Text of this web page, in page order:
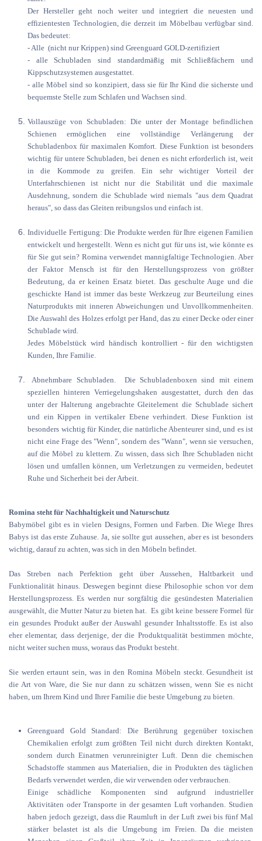
Der Hersteller geht noch weiter und integriert die neuesten und
effizientesten Technologien, die derzeit im Möbelbau verfügbar sind.
Das bedeutet:
- Alle (nicht nur Krippen) sind Greenguard GOLD-zertifiziert
- alle Schubladen sind standardmäßig mit Schließfächern und
Kippschutzsystemen ausgestattet.
- alle Möbel sind so konzipiert, dass sie für Ihr Kind die sicherste und
bequemste Stelle zum Schlafen und Wachsen sind.
Vollauszüge von Schubladen: Die unter der Montage befindlichen
Schienen ermöglichen eine vollständige Verlängerung der
Schubladenbox für maximalen Komfort. Diese Funktion ist besonders
wichtig für untere Schubladen, bei denen es nicht erforderlich ist, weit
in die Kommode zu greifen. Ein sehr wichtiger Vorteil der
Unterfahrschienen ist nicht nur die Stabilität und die maximale
Ausdehnung, sondern die Schublade wird niemals "aus dem Quadrat
heraus", so dass das Gleiten reibungslos und einfach ist.
Individuelle Fertigung: Die Produkte werden für Ihre eigenen Familien
entwickelt und hergestellt. Wenn es nicht gut für uns ist, wie könnte es
für Sie gut sein? Romina verwendet mannigfaltige Technologien. Aber
der Faktor Mensch ist für den Herstellungsprozess von größter
Bedeutung, da er keinen Ersatz bietet. Das geschulte Auge und die
geschickte Hand ist immer das beste Werkzeug zur Beurteilung eines
Naturprodukts mit inneren Abweichungen und Unvollkommenheiten.
Die Auswahl des Holzes erfolgt per Hand, das zu einer Decke oder einer
Schublade wird.
Jedes Möbelstück wird händisch kontrolliert - für den wichtigsten
Kunden, Ihre Familie.
Abnehmbare Schubladen. Die Schubladenboxen sind mit einem
speziellen hinteren Verriegelungshaken ausgestattet, durch den das
unter der Halterung angebrachte Gleitelement die Schublade sichert
und ein Kippen in vertikaler Ebene verhindert. Diese Funktion ist
besonders wichtig für Kinder, die natürliche Abenteurer sind, und es ist
nicht eine Frage des "Wenn", sondern des "Wann", wenn sie versuchen,
auf die Möbel zu klettern. Zu wissen, dass sich Ihre Schubladen nicht
lösen und umfallen können, um Verletzungen zu vermeiden, bedeutet
Ruhe und Sicherheit bei der Arbeit.
Romina steht für Nachhaltigkeit und Naturschutz
Babymöbel gibt es in vielen Designs, Formen und Farben. Die Wiege Ihres
Babys ist das erste Zuhause. Ja, sie sollte gut aussehen, aber es ist besonders
wichtig, darauf zu achten, was sich in den Möbeln befindet.
Das Streben nach Perfektion geht über Aussehen, Haltbarkeit und
Funktionalität hinaus. Deswegen beginnt diese Philosophie schon vor dem
Herstellungsprozess. Es werden nur sorgfältig die gesündesten Materialien
ausgewählt, die Mutter Natur zu bieten hat. Es gibt keine bessere Formel für
ein gesundes Produkt außer der Auswahl gesunder Inhaltsstoffe. Es ist also
eher elementar, dass derjenige, der die Produktqualität bestimmen möchte,
nicht weiter suchen muss, woraus das Produkt besteht.
Sie werden ertaunt sein, was in den Romina Möbeln steckt. Gesundheit ist
die Art von Ware, die Sie nur dann zu schätzen wissen, wenn Sie es nicht
haben, um Ihrem Kind und Ihrer Familie die beste Umgebung zu bieten.
Greenguard Gold Standard: Die Berührung gegenüber toxischen
Chemikalien erfolgt zum größten Teil nicht durch direkten Kontakt,
sondern durch Einatmen verunreinigter Luft. Denn die chemischen
Schadstoffe stammen aus Materialien, die in Produkten des täglichen
Bedarfs verwendet werden, die wir verwenden oder verbrauchen.
Einige schädliche Komponenten sind aufgrund industrieller
Aktivitäten oder Transporte in der gesamten Luft vorhanden. Studien
haben jedoch gezeigt, dass die Raumluft in der Luft zwei bis fünf Mal
stärker belastet ist als die Umgebung im Freien. Da die meisten